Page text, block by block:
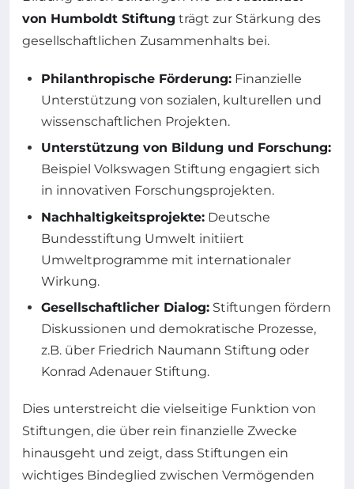
von Humboldt Stiftung trägt zur Stärkung des
gesellschaftlichen Zusammenhalts bei.
Philanthropische Förderung: Finanzielle
Unterstützung von sozialen, kulturellen und
wissenschaftlichen Projekten.
Unterstützung von Bildung und Forschung:
Beispiel Volkswagen Stiftung engagiert sich
in innovativen Forschungsprojekten.
Nachhaltigkeitsprojekte: Deutsche
Bundesstiftung Umwelt initiiert
Umweltprogramme mit internationaler
Wirkung.
Gesellschaftlicher Dialog: Stiftungen fördern
Diskussionen und demokratische Prozesse,
z.B. über Friedrich Naumann Stiftung oder
Konrad Adenauer Stiftung.
Dies unterstreicht die vielseitige Funktion von
Stiftungen, die über rein finanzielle Zwecke
hinausgeht und zeigt, dass Stiftungen ein
wichtiges Bindeglied zwischen Vermögenden